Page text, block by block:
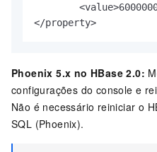
</property>
Phoenix 5.x no HBase 2.0:
configurações do console e
Não é necessário reiniciar o
SQL (Phoenix).